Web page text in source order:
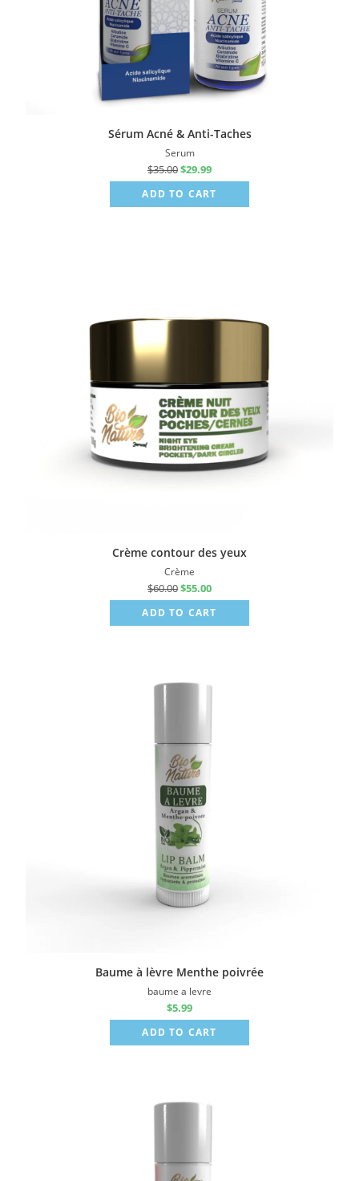
Sérum Acné & Anti-Taches
Serum
$35.00$29.99
ADD TO CART
Crème contour des yeux
Crème
$60.00$55.00
ADD TO CART
Baume à lèvre Menthe poivrée
baume a levre
$5.99
ADD TO CART